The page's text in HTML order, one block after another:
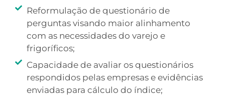
Reformulação de questionário de
perguntas visando maior alinhamento
com as necessidades do varejo e
frigoríficos;
Capacidade de avaliar os questionários
respondidos pelas empresas e evidências
enviadas para cálculo do índice;